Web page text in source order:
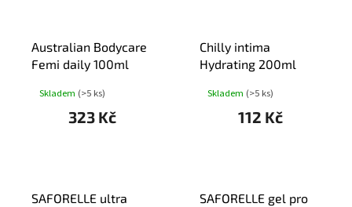
Australian Bodycare
Femi daily 100ml
Skladem (>5 ks)
323 Kč
Chilly intima
Hydrating 200ml
Skladem (>5 ks)
112 Kč
SAFORELLE ultra
SAFORELLE gel pro